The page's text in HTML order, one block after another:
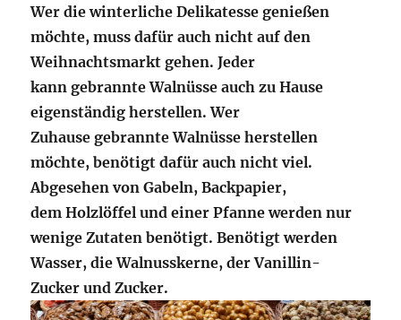
Wer die winterliche Delikatesse genießen
möchte, muss dafür auch nicht auf den
Weihnachtsmarkt gehen. Jeder
kann gebrannte Walnüsse auch zu Hause
eigenständig herstellen. Wer
Zuhause gebrannte Walnüsse herstellen
möchte, benötigt dafür auch nicht viel.
Abgesehen von Gabeln, Backpapier,
dem Holzlöffel und einer Pfanne werden nur
wenige Zutaten benötigt. Benötigt werden
Wasser, die Walnusskerne, der Vanillin-
Zucker und Zucker.